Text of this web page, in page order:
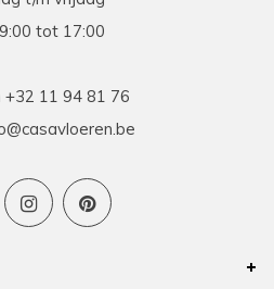
tot 17:00
+32 11 94 81 76